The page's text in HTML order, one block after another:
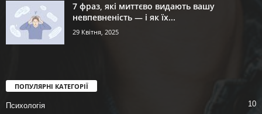
7 фраз, які миттєво видають вашу
невпевненість — і як їх...
29 Квітня, 2025
ПОПУЛЯРНІ КАТЕГОРІЇ
Психологія 10